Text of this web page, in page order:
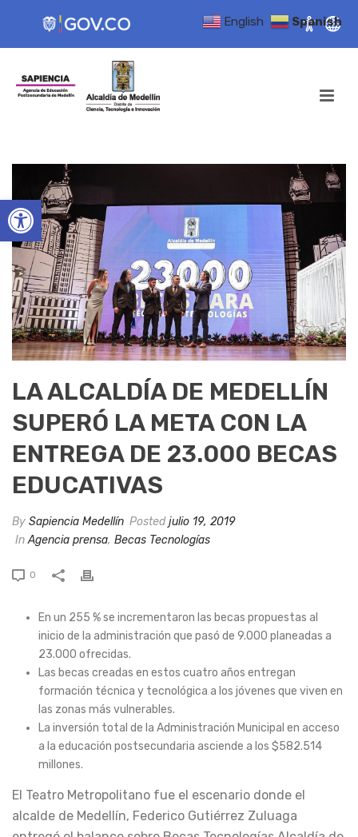
Open toolbar
LA ALCALDÍA DE MEDELLÍN
SUPERÓ LA META CON LA
ENTREGA DE 23.000 BECAS
EDUCATIVAS
By Sapiencia Medellín Posted julio 19, 2019
InAgencia prensa, Becas Tecnologías
0
En un 255 % se incrementaron las becas propuestas al
inicio de la administración que pasó de 9.000 planeadas a
23.000 ofrecidas.
Las becas creadas en estos cuatro años entregan
formación técnica y tecnológica a los jóvenes que viven en
las zonas más vulnerables.
La inversión total de la Administración Municipal en acceso
a la educación postsecundaria asciende a los $582.514
millones.
El Teatro Metropolitano fue el escenario donde el
alcalde de Medellín, Federico Gutiérrez Zuluaga
English Spanish